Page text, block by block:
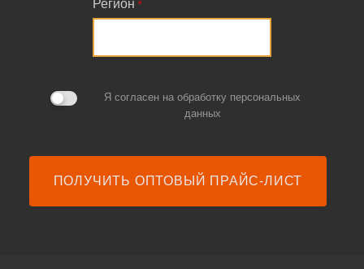
Регион *
Я согласен на обработку персональных
данных
ПОЛУЧИТЬ ОПТОВЫЙ ПРАЙС-ЛИСТ